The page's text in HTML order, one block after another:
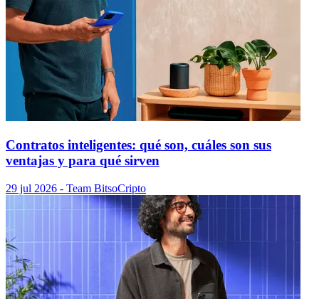
Contratos inteligentes: qué son, cuáles son sus
ventajas y para qué sirven
29 jul 2026 - Team BitsoCripto